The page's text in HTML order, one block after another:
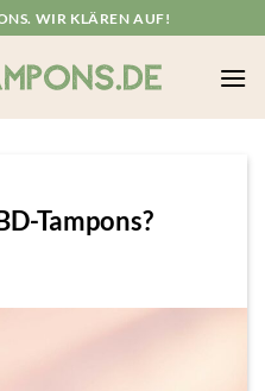
WIR KLÄREN AUF!
Tampons?